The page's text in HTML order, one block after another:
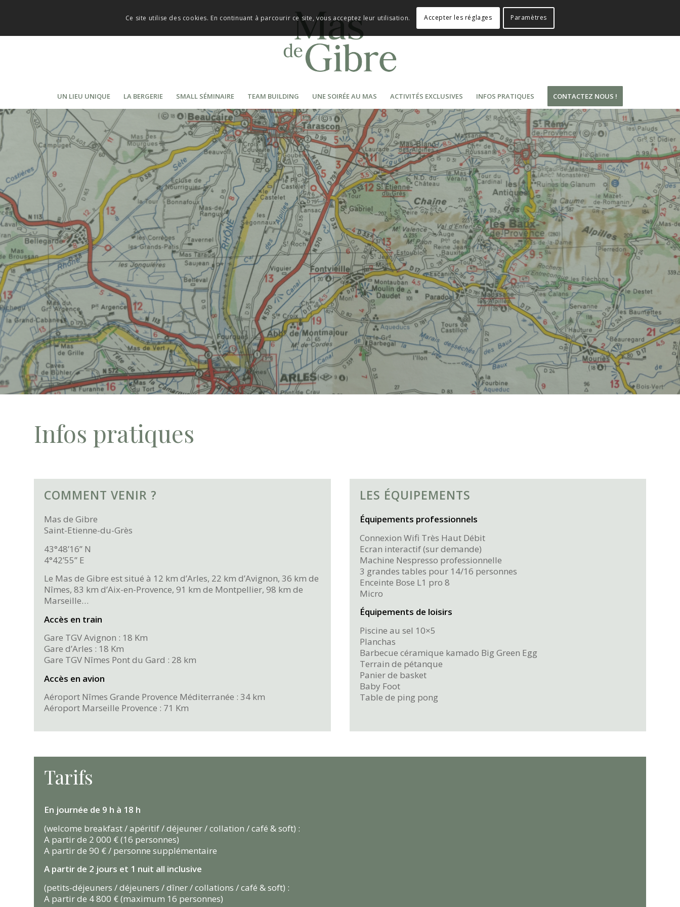
UN LIEU UNIQUE LA BERGERIE SMALL SÉMINAIRE TEAM BUILDING UNE SOIRÉE AU MAS ACTIVITÉS EXCLUSIVES INFOS PRATIQUES CONTACTEZ NOUS !
Infos pratiques
COMMENT VENIR ?
Mas de Gibre
Saint-Etienne-du-Grès
43°48’16’’ N
4°42’55’’ E
Le Mas de Gibre est situé à 12 km d’Arles, 22 km d’Avignon, 36 km de
Nîmes, 83 km d’Aix-en-Provence, 91 km de Montpellier, 98 km de
Marseille…
Accès en train
Gare TGV Avignon : 18 Km
Gare d’Arles : 18 Km
Gare TGV Nîmes Pont du Gard : 28 km
Accès en avion
Aéroport Nîmes Grande Provence Méditerranée : 34 km
Aéroport Marseille Provence : 71 Km
LES ÉQUIPEMENTS
Équipements professionnels
Connexion Wifi Très Haut Débit
Ecran interactif (sur demande)
Machine Nespresso professionnelle
3 grandes tables pour 14/16 personnes
Enceinte Bose L1 pro 8
Micro
Équipements de loisirs
Piscine au sel 10×5
Planchas
Barbecue céramique kamado Big Green Egg
Terrain de pétanque
Panier de basket
Baby Foot
Table de ping pong
Tarifs
En journée de 9 h à 18 h
(welcome breakfast / apéritif / déjeuner / collation / café & soft) :
A partir de 2 000 € (16 personnes)
A partir de 90 € / personne supplémentaire
A partir de 2 jours et 1 nuit all inclusive
(petits-déjeuners / déjeuners / dîner / collations / café & soft) :
A partir de 4 800 € (maximum 16 personnes)
Ce site utilise des cookies. En continuant à parcourir ce site, vous acceptez leur utilisation. Accepter les réglages Paramètres